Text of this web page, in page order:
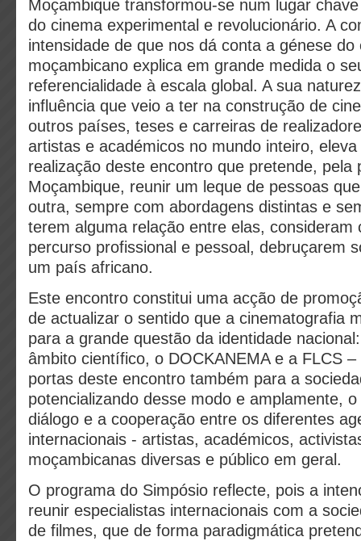
Moçambique transformou-se num lugar
do cinema experimental e revolucionário. A
intensidade de que nos dá conta a génese do
moçambicano explica em grande medida o
referencialidade à escala global. A sua
influência que veio a ter na construção de
outros países, teses e carreiras de
artistas e académicos no mundo inteiro,
realização deste encontro que pretende, pela
Moçambique, reunir um leque de pessoas
outra, sempre com abordagens distintas e
terem alguma relação entre elas, consideram
percurso profissional e pessoal, debruçarem
um país africano.
Este encontro constitui uma acção de
de actualizar o sentido que a cinematografia
para a grande questão da identidade
âmbito científico, o DOCKANEMA e a FLCS
portas deste encontro também para a
potencializando desse modo e amplamente,
diálogo e a cooperação entre os diferentes
internacionais - artistas, académicos,
moçambicanas diversas e público em geral.
O programa do Simpósio reflecte, pois a
reunir especialistas internacionais com a
de filmes, que de forma paradigmática